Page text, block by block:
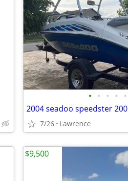
• • • • •
2004 seadoo speedster 200
7/26 Lawrence
$9,500